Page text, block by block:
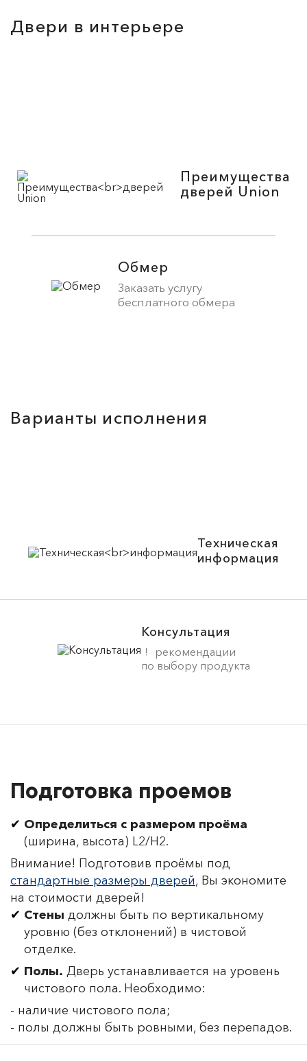
Двери в интерьере
Преимущества
дверей Union
Обмер
Заказать услугу
бесплатного обмера
Варианты исполнения
Техническая
информация
Консультация
рекомендации
по выбору продукта
Подготовка проемов
Определиться с размером проёма
(ширина, высота) L2/H2.
Внимание! Подготовив проёмы под
стандартные размеры дверей, Вы экономите
на стоимости дверей!
Стены должны быть по вертикальному
уровню (без отклонений) в чистовой
отделке.
Полы. Дверь устанавливается на уровень
чистового пола. Необходимо:
- наличие чистового пола;
- полы должны быть ровными, без перепадов.